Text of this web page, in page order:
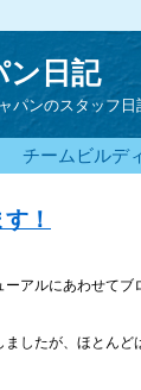
ン日記
パンのスタッフ日
チームビルデ
！
アルにあわせてブ
したが、ほとんど